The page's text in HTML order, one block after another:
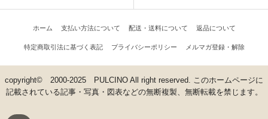
ホーム 支払い方法について 配送・送料について 返品について
特定商取引法に基づく表記 プライバシーポリシー メルマガ登録・解除
copyright© 2000-2025 PULCINO All right reserved. このホームページに
記載されている記事・写真・図表などの無断複製、無断転載を禁じます。